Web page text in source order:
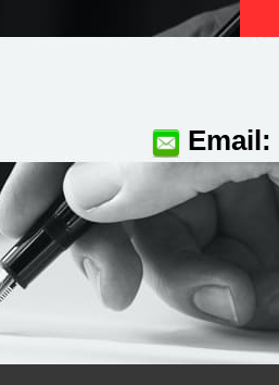
Email: